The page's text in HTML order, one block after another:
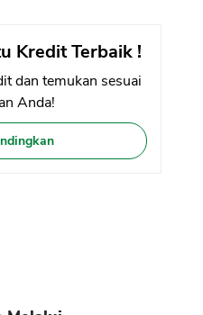
Kredit Terbaik !
dan temukan sesuai
Anda!